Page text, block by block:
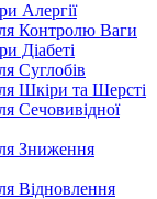
Алергії
Контролю Ваги
Діабеті
Суглобів
Шкіри та Шерсті
Сечовивідної
Зниження
Відновлення